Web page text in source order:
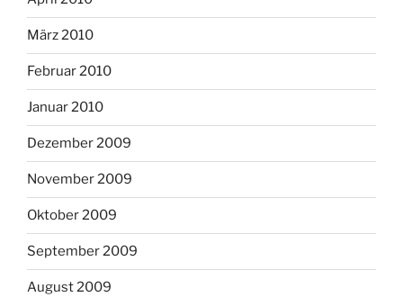
März 2010
Februar 2010
Januar 2010
Dezember 2009
November 2009
Oktober 2009
September 2009
August 2009